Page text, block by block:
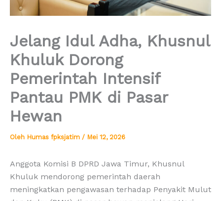
Jelang Idul Adha, Khusnul
Khuluk Dorong
Pemerintah Intensif
Pantau PMK di Pasar
Hewan
Oleh Humas fpksjatim / Mei 12, 2026
Anggota Komisi B DPRD Jawa Timur, Khusnul
Khuluk mendorong pemerintah daerah
meningkatkan pengawasan terhadap Penyakit Mulut